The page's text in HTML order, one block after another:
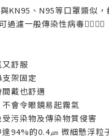
KN95、N95等口罩類似
濾一般傳染性病毒👍🏻👍🏻
舒服
架固定
戴也舒適
會令眼鏡易起霧氣
污染物及傳染物質侵害
94%的0.4㎛ 微細懸浮粒